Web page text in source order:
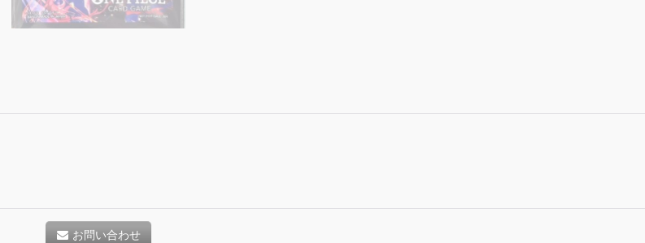
お問い合わせ